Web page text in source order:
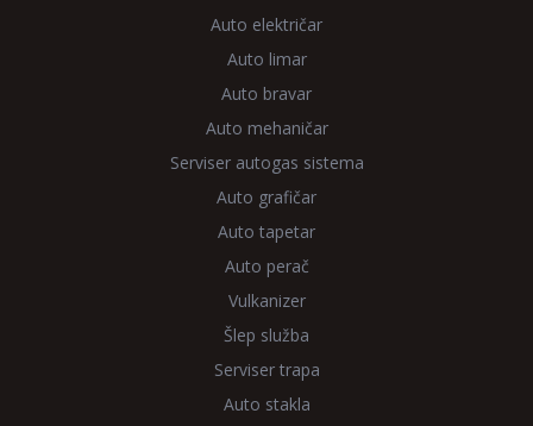
Auto električar
Auto limar
Auto bravar
Auto mehaničar
Serviser autogas sistema
Auto grafičar
Auto tapetar
Auto perač
Vulkanizer
Šlep služba
Serviser trapa
Auto stakla